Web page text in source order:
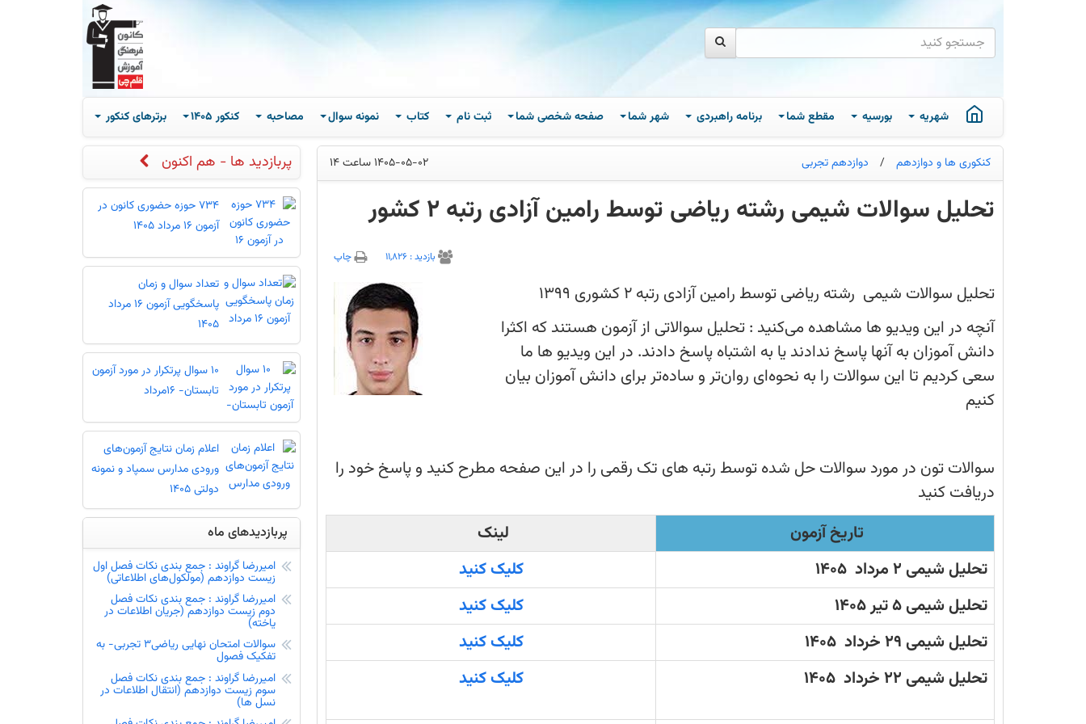
شهریه بورسیه مقطع شما برنامه راهبردی شهر شما صفحه شخصی شما ثبت نام کتاب نمونه سوال مصاحبه کنکور 1405 برترهای کنکور
کنکوری ها و دوازدهم / دوازدهم تجربی 1405-05-02 ساعت 14
تحلیل سوالات شیمی رشته ریاضی توسط رامین آزادی رتبه 2 کشور
ریاضی
توسط
آزادی
رتبه
2
کشوری
1399
بازديد : 11,826 چاپ
تحلیل سوالات شیمی رشته ریاضی توسط رامین آزادی رتبه 2 کشوری 1399
آنچه در این ویدیو ها مشاهده می‌کنید : تحلیل سوالاتی از آزمون هستند که اکثرا
دانش آموزان به آنها پاسخ ندادند یا به اشتباه پاسخ دادند. در این ویدیو ها ما
سعی کردیم تا این سوالات را به نحوه‌ای روان‌تر و ساده‌تر برای دانش آموزان بیان
کنیم
سوالات تون در مورد سوالات حل شده توسط رتبه های تک رقمی را در این صفحه مطرح کنید و پاسخ خود را
دریافت کنید
تاریخ آزمون
لینک
تحلیل شیمی 2 مرداد 1405
کلیک کنید
تحلیل شیمی 5 تیر 1405
کلیک کنید
تحلیل شیمی 29 خرداد 1405
کلیک کنید
تحلیل شیمی 22 خرداد 1405
کلیک کنید
پربازدید ها - هم اکنون
734 حوزه حضوری کانون در
آزمون 16 مرداد 1405
تعداد سوال و زمان
پاسخگویی آزمون 16 مرداد
1405
10 سوال پرتکرار در مورد آزمون
تابستان- 16مرداد
اعلام زمان نتایج آزمون‌های
ورودی مدارس سمپاد و نمونه
دولتی 1405
پربازدیدهای ماه
امیررضا گراوند : جمع بندی نکات فصل اول
زیست دوازدهم (مولکول‌های اطلاعاتی)
امیررضا گراوند : جمع بندی نکات فصل
دوم زیست دوازدهم (جریان اطلاعات در
یاخته)
سوالات امتحان نهایی ریاضی3 تجربی- به
تفکیک فصول
امیررضا گراوند : جمع بندی نکات فصل
سوم زیست دوازدهم (انتقال اطلاعات در
نسل ها)
محاسبه درصد - نحوه درصد گیری - درصد گرفتن از تست
صفحه شخصی کانونی ها - دریافت کارنامه - کارنامه آزمون
اعلام نتایج سمپاد پس از دریافت اطلاعات از آموزش و پرورش
نتایج آزمون‌های ورودی مدارس سمپاد و نمونه دولتی اوایل هفته